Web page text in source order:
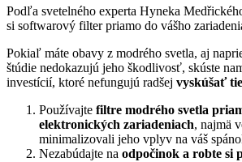
Podľa svetelného experta Hyneka
si softwarový filter priamo do vášho
Pokiaľ máte obavy z modrého svetla, aj
štúdie nedokazujú jeho škodlivosť, skúste
investícií, ktoré nefungujú radšej vyskúšať
Používajte filtre modrého svetla
elektronických zariadeniach, najmä
minimalizovali jeho vplyv na váš
Nezabúdajte na odpočinok a robte si